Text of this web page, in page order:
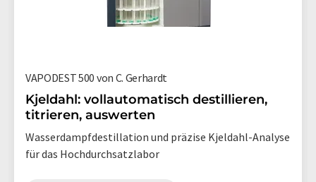
VAPODEST 500 von C. Gerhardt
Kjeldahl: vollautomatisch destillieren,
titrieren, auswerten
Wasserdampfdestillation und präzise Kjeldahl-Analyse
für das Hochdurchsatzlabor